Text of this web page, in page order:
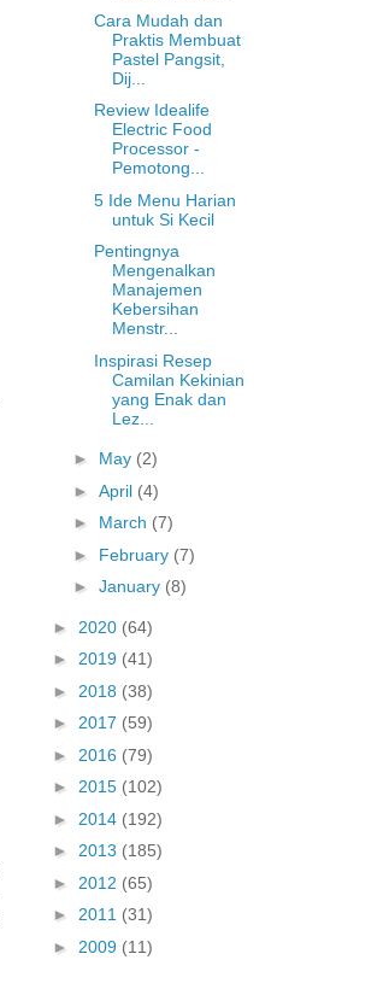
Cara Mudah dan
Praktis Membuat
Pastel Pangsit,
Dij...
Review Idealife
Electric Food
Processor -
Pemotong...
5 Ide Menu Harian
untuk Si Kecil
Pentingnya
Mengenalkan
Manajemen
Kebersihan
Menstr...
Inspirasi Resep
Camilan Kekinian
yang Enak dan
Lez...
► May (2)
► April (4)
► March (7)
► February (7)
► January (8)
► 2020 (64)
► 2019 (41)
► 2018 (38)
► 2017 (59)
► 2016 (79)
► 2015 (102)
► 2014 (192)
► 2013 (185)
► 2012 (65)
► 2011 (31)
► 2009 (11)